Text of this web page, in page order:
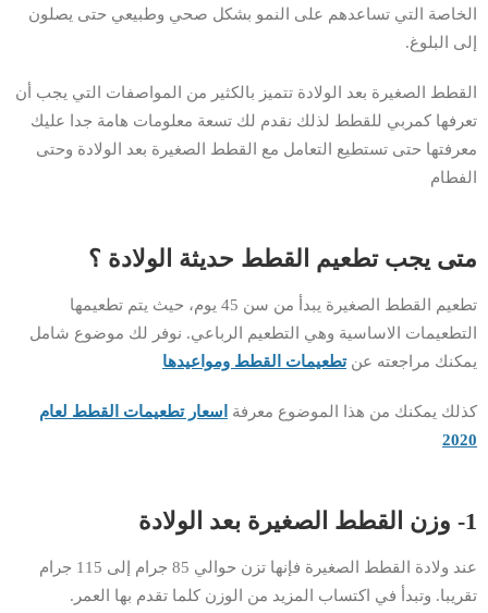
الخاصة التي تساعدهم على النمو بشكل صحي وطبيعي حتى يصلون
إلى البلوغ.
القطط الصغيرة بعد الولادة تتميز بالكثير من المواصفات التي يجب أن
تعرفها كمربي للقطط لذلك نقدم لك تسعة معلومات هامة جدا عليك
معرفتها حتى تستطيع التعامل مع القطط الصغيرة بعد الولادة وحتى
الفطام
متى يجب تطعيم القطط حديثة الولادة ؟
تطعيم القطط الصغيرة يبدأ من سن 45 يوم، حيث يتم تطعيمها
التطعيمات الاساسية وهي التطعيم الرباعي. نوفر لك موضوع شامل
يمكنك مراجعته عنتطعيمات القطط ومواعيدها
كذلك يمكنك من هذا الموضوع معرفة
اسعار تطعيمات القطط لعام
2020
1- وزن القطط الصغيرة بعد الولادة
عند ولادة القطط الصغيرة فإنها تزن حوالي 85 جرام إلى 115 جرام
تقريبا. وتبدأ في اكتساب المزيد من الوزن كلما تقدم بها العمر.